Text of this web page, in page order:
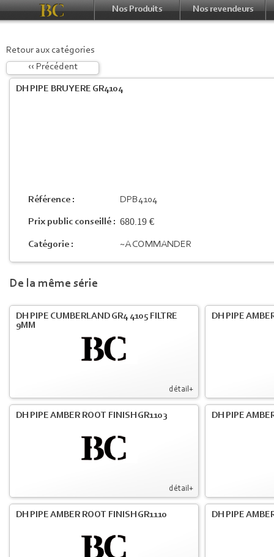
Nos Produits Nos revendeurs
Retour aux catégories
‹‹ Précédent
DH PIPE BRUYERE GR4104
Référence : DPB4104
Prix public conseillé : 680.19 €
Catégorie : ~A COMMANDER
De la même série
détail+
DH PIPE CUMBERLAND GR4 4105 FILTRE
9MM
DH PIPE
détail+
DH PIPE AMBER ROOT FINISH GR1103 DH PIPE
DH PIPE AMBER ROOT FINISH GR1110 DH PIPE